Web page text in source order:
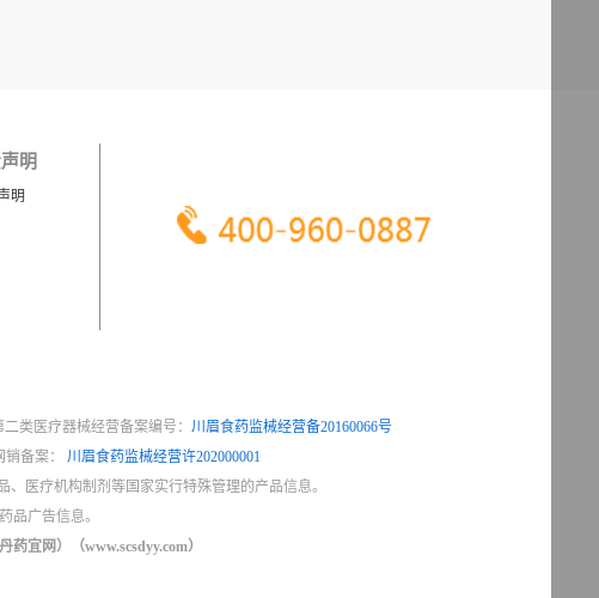
明
明
二类医疗器械经营备案编号： 川眉食药监械经营备20160066号
备案： 川眉食药监械经营许202000001
医疗机构制剂等国家实行特殊管理的产品信息。
品广告信息。
宜网）（www.scsdyy.com）